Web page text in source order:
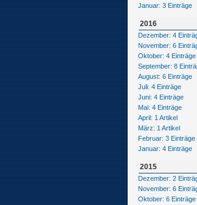
Januar: 3 Einträge
2016
Dezember: 4
November: 6
Oktober: 4 Einträge
September: 8
August: 6 Einträge
Juli: 4 Einträge
Juni: 4 Einträge
Mai: 4 Einträge
April: 1 Artikel
März: 1 Artikel
Februar: 3 Einträge
Januar: 4 Einträge
2015
Dezember: 2
November: 6
Oktober: 6 Einträge